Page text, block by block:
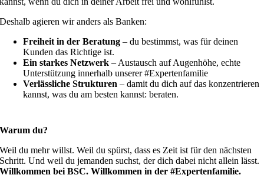
Deshalb agieren wir anders als Banken:
Freiheit in der Beratung – du bestimmst, was für deinen
Kunden das Richtige ist.
Ein starkes Netzwerk – Austausch auf Augenhöhe, echte
Unterstützung innerhalb unserer #Expertenfamilie
Verlässliche Strukturen – damit du dich auf das konzentrieren
kannst, was du am besten kannst: beraten.
Warum du?
Weil du mehr willst. Weil du spürst, dass es Zeit ist für den nächsten
Schritt. Und weil du jemanden suchst, der dich dabei nicht allein lässt.
Willkommen bei BSC. Willkommen in der #Expertenfamilie.